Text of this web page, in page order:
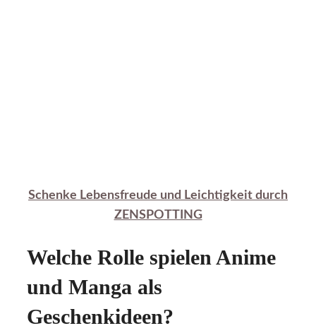
Schenke Lebensfreude und Leichtigkeit durch
ZENSPOTTING
Welche Rolle spielen Anime
und Manga als
Geschenkideen?